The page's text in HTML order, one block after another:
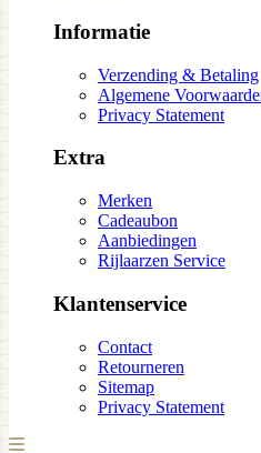
Informatie
Verzending & Betaling
Algemene
Privacy Statement
Extra
Merken
Cadeaubon
Aanbiedingen
Rijlaarzen Service
Klantenservice
Contact
Retourneren
Sitemap
Privacy Statement